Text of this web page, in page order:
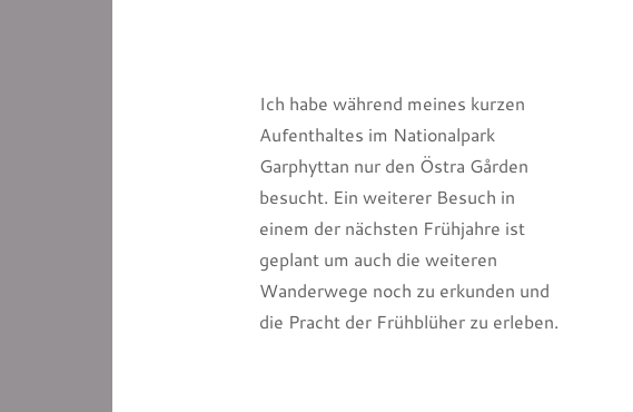
Ich habe während meines kurzen
Aufenthaltes im Nationalpark
Garphyttan nur den Östra Gården
besucht. Ein weiterer Besuch in
einem der nächsten Frühjahre ist
geplant um auch die weiteren
Wanderwege noch zu erkunden und
die Pracht der Frühblüher zu erleben.